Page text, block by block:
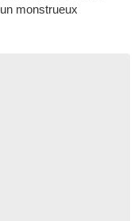
monstrueux